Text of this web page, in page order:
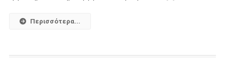
Περισσότερα...